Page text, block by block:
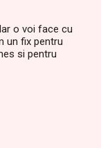
o voi face cu
un fix pentru
si pentru